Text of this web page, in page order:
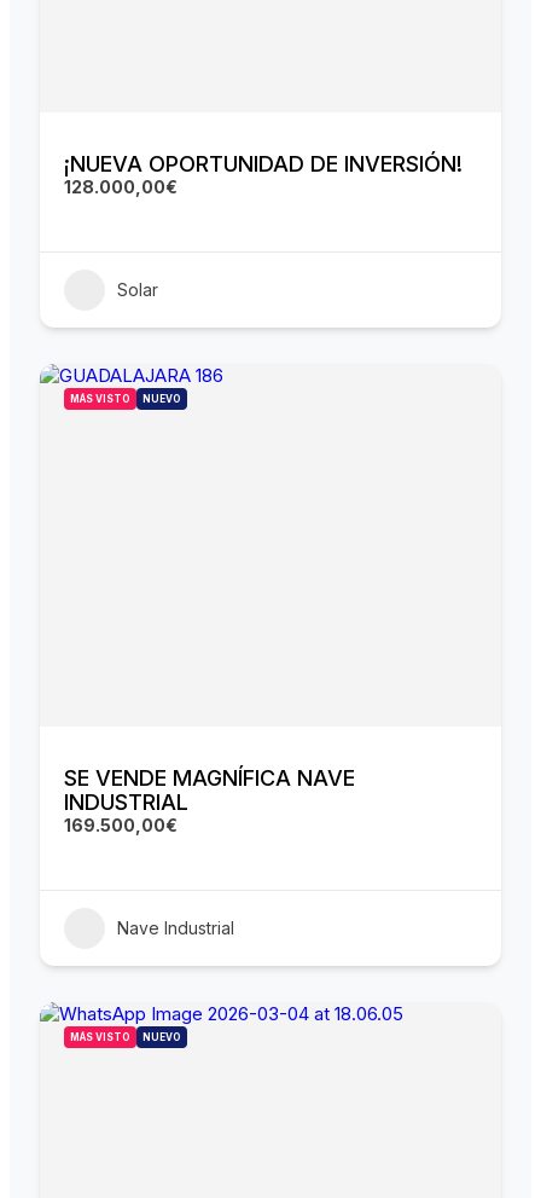
¡NUEVA OPORTUNIDAD DE INVERSIÓN!
128.000,00€
Solar
MÁS VISTO NUEVO
SE VENDE MAGNÍFICA NAVE
INDUSTRIAL
169.500,00€
Nave Industrial
MÁS VISTO NUEVO